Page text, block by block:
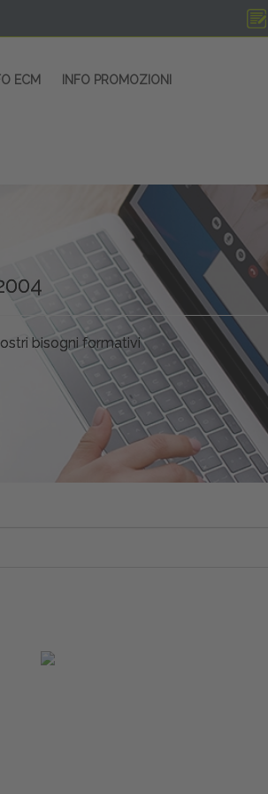
ECM INFO PROMOZIONI
ANNO
dello sport
SPAZI ESPOSITIVI
di Milano Linate
bisogni formativi